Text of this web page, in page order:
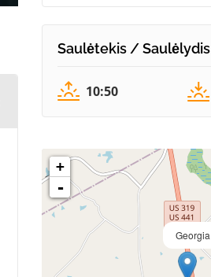
Saulėtekis / Saulėlydis
10:50
Georgia
+
-